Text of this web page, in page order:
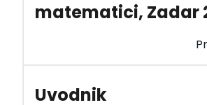
matematici, Zadar
Uvodnik